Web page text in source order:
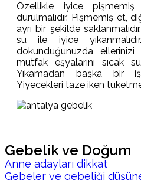
Özellikle iyice
durulmalıdır. Pişmemiş et,
ayrı bir şekilde
su ile iyice
dokunduğunuzda
mutfak eşyalarını sıcak
Yıkamadan başka bir
Yiyecekleri taze iken
Gebelik ve Doğum
Anne adayları dikkat
Gebeler ve gebeliği